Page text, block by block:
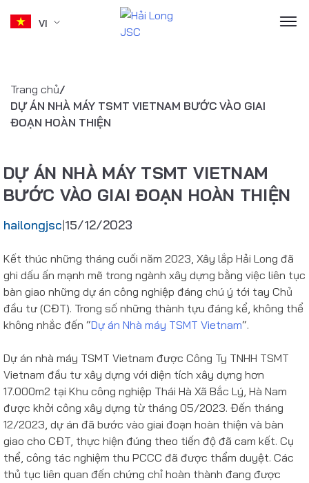
content
VI
Trang chủ/
DỰ ÁN NHÀ MÁY TSMT VIETNAM BƯỚC VÀO GIAI
ĐOẠN HOÀN THIỆN
DỰ ÁN NHÀ MÁY TSMT VIETNAM
BƯỚC VÀO GIAI ĐOẠN HOÀN THIỆN
hailongjsc 15/12/2023
Kết thúc những tháng cuối năm 2023, Xây lắp Hải Long đã
ghi dấu ấn mạnh mẽ trong ngành xây dựng bằng việc liên tục
bàn giao những dự án công nghiệp đáng chú ý tới tay Chủ
đầu tư (CĐT). Trong số những thành tựu đáng kể, không thể
không nhắc đến “Dự án Nhà máy TSMT Vietnam“.
Dự án nhà máy TSMT Vietnam được Công Ty TNHH TSMT
Vietnam đầu tư xây dựng với diện tích xây dựng hơn
17.000m2 tại Khu công nghiệp Thái Hà Xã Bắc Lý, Hà Nam
được khởi công xây dựng từ tháng 05/2023. Đến tháng
12/2023, dự án đã bước vào giai đoạn hoàn thiện và bàn
giao cho CĐT, thực hiện đúng theo tiến độ đã cam kết. Cụ
thể, công tác nghiệm thu PCCC đã được thẩm duyệt. Các
thủ tục liên quan đến chứng chỉ hoàn thành đang được